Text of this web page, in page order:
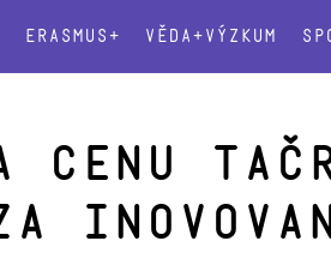
Erasmus+ Věda+výzkum
Cenu